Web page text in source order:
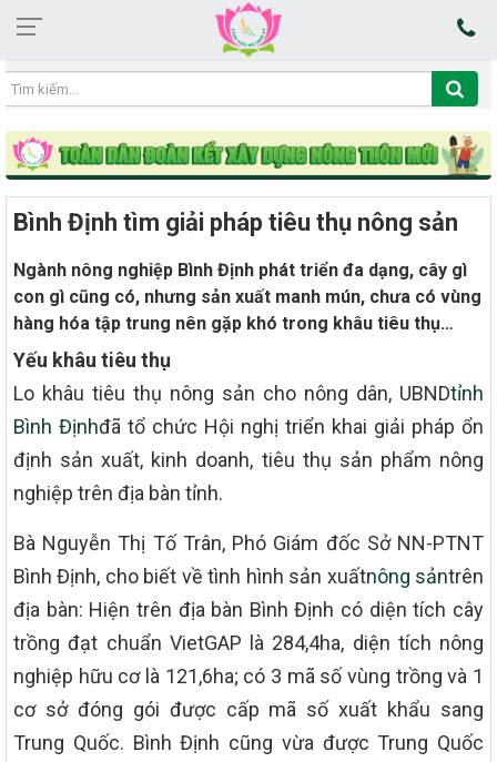
13:27:40 09/08/2026
Bình Định tìm giải pháp tiêu thụ nông sản
Ngành nông nghiệp Bình Định phát triển đa dạng, cây gì
con gì cũng có, nhưng sản xuất manh mún, chưa có vùng
hàng hóa tập trung nên gặp khó trong khâu tiêu thụ…
Yếu khâu tiêu thụ
Lo khâu tiêu thụ nông sản cho nông dân, UBNDtỉnh
Bình Địnhđã tổ chức Hội nghị triển khai giải pháp ổn
định sản xuất, kinh doanh, tiêu thụ sản phẩm nông
nghiệp trên địa bàn tỉnh.
Bà Nguyễn Thị Tố Trân, Phó Giám đốc Sở NN-PTNT
Bình Định, cho biết về tình hình sản xuấtnông sảntrên
địa bàn: Hiện trên địa bàn Bình Định có diện tích cây
trồng đạt chuẩn VietGAP là 284,4ha, diện tích nông
nghiệp hữu cơ là 121,6ha; có 3 mã số vùng trồng và 1
cơ sở đóng gói được cấp mã số xuất khẩu sang
Trung Quốc. Bình Định cũng vừa được Trung Quốc